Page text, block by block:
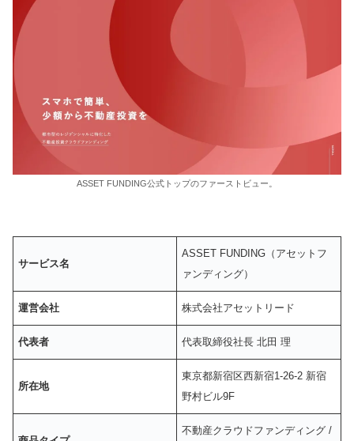
ASSET FUNDING公式トップのファーストビュー。
サービス名
ASSET FUNDING（アセットフ
ァンディング）
運営会社 株式会社アセットリード
代表者 代表取締役社長 北田 理
所在地
東京都新宿区西新宿1-26-2 新宿
野村ビル9F
不動産クラウドファンディング /